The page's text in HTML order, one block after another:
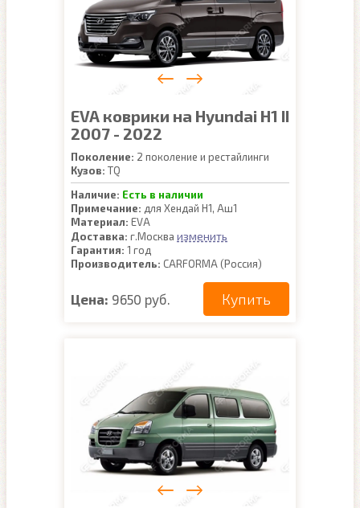
EVA коврики на Hyundai H1 II
2007 - 2022
Поколение: 2 поколение и рестайлинги
Кузов: TQ
Наличие: Есть в наличии
Примечание: для Хендай Н1, Аш1
Материал: EVA
Доставка: г.Москва изменить
Гарантия: 1 год
Производитель: CARFORMA (Россия)
Цена: 9650 руб. Купить